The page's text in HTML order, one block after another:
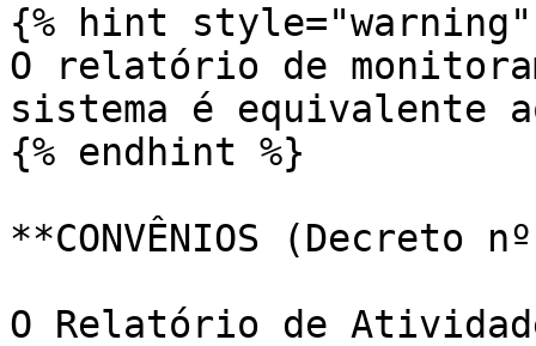
{% hint style="warning"
O relatório de
sistema é equivalente
{% endhint %}
**CONVÊNIOS (Decreto
O Relatório de